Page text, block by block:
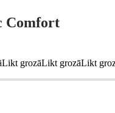
Comfort
Likt grozāLikt grozāLikt